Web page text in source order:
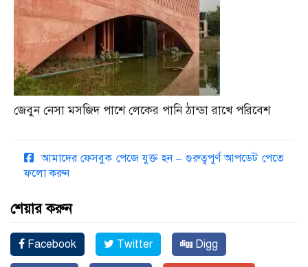
জেবুন নেসা মসজিদ পাশে লেকের পানি ঠান্ডা রাখে পরিবেশ
আমাদের ফেসবুক পেজে যুক্ত হন – গুরুত্বপূর্ণ আপডেট পেতে
ফলো করুন
শেয়ার করুন
Facebook Twitter Digg